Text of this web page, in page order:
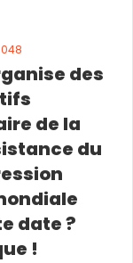
des
de la
du
date ?
!